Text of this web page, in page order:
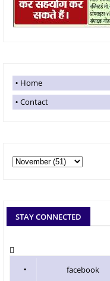
Home
Contact
STAY CONNECTED
facebook